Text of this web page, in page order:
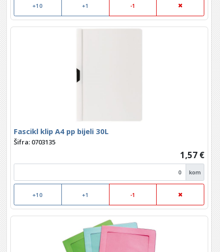
+10 +1 -1
Fascikl klip A4 pp bijeli 30L
Šifra: 0703135
1,57 €
kom
+10 +1 -1